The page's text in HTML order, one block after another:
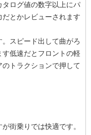
ログ値の数字以上にパ
とかレビューされます
スピード出して曲がろ
低速だとフロントの軽
トラクションで押して
街乗りでは快適です。